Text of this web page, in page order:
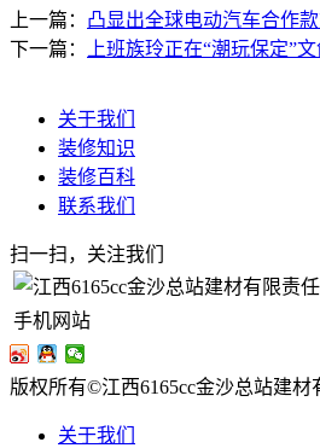
上一篇： 凸显出全球电动汽车合作
下一篇：
上班族玲正在“潮玩保定”
关于我们
装修知识
装修百科
联系我们
扫一扫，关注我们
手机网站
版权所有©江西6165cc金沙总站建材
关于我们